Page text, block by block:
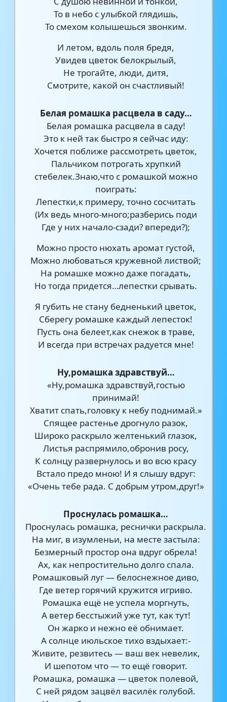
То в небо с улыбкой глядишь,
То смехом колышешься звонким.
И летом, вдоль поля бредя,
Увидев цветок белокрылый,
Не трогайте, люди, дитя,
Смотрите, какой он счастливый!
Белая ромашка расцвела в саду…
Белая ромашка расцвела в саду!
Это к ней так быстро я сейчас иду:
Хочется поближе рассмотреть цветок,
Пальчиком потрогать хрупкий
стебелек.Знаю,что с ромашкой можно
поиграть:
Лепестки,к примеру, точно сосчитать
(Их ведь много-много;разберись поди
Где у них начало-сзади? впереди?);
Можно просто нюхать аромат густой,
Можно любоваться кружевной листвой;
На ромашке можно даже погадать,
Но тогда придется…лепестки срывать.
Я губить не стану бедненький цветок,
Сберегу ромашке каждый лепесток!
Пусть она белеет,как снежок в траве,
И всегда при встречах радуется мне!
Ну,ромашка здравствуй…
«Ну,ромашка здравствуй,гостью
принимай!
Хватит спать,головку к небу поднимай.»
Спящее растенье дрогнуло разок,
Широко раскрыло желтенький глазок,
Листья распрямило,обронив росу,
К солнцу развернулось и во всю красу
Встало предо мною! И я слышу вдруг:
«Очень тебе рада. С добрым утром,друг!»
Проснулась ромашка…
Проснулась ромашка, реснички раскрыла.
На миг, в изумленьи, на месте застыла:
Безмерный простор она вдруг обрела!
Ах, как непростительно долго спала.
Ромашковый луг — белоснежное диво,
Где ветер горячий кружится игриво.
Ромашка ещё не успела моргнуть,
А ветер бесстыжий уже тут, как тут!
Он жарко и нежно её обнимает.
А солнце июльское тихо вздыхает:-
Живите, резвитесь — ваш век невелик,
И шепотом что — то ещё говорит.
Ромашка, ромашка — цветок полевой,
С ней рядом зацвёл василёк голубой.